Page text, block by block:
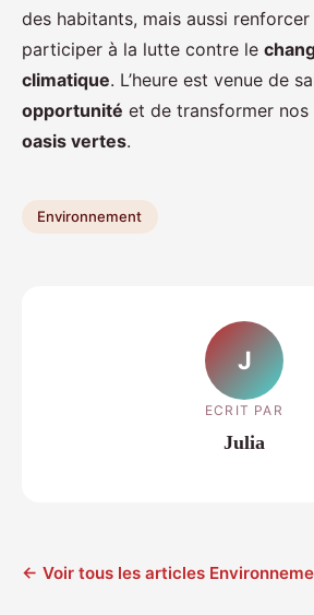
des habitants, mais aussi renforcer
participer à la lutte contre le
climatique. L’heure est venue de
opportunité et de transformer
oasis vertes.
Environnement
J
ECRIT PAR
Julia
← Voir tous les articles